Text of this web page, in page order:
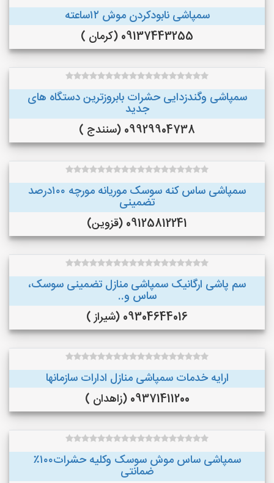
سمپاشی نابودکردن موش ۱۲ساعته
09137443255 (کرمان )
سمپاشی وگندزدایی حشرات بابروزترین دستگاه های
جدید
09929904738 (سنندج )
سمپاشی ساس کنه سوسک موریانه مورچه ۱۰۰درصد
تضمینی
09125812241 (قزوین)
سم پاشی ارگانیک سمپاشی منازل تضمینی سوسک،
ساس و..
09304644016 (شیراز )
ارایه خدمات سمپاشی منازل ادارات سازمانها
09371411200 (زاهدان )
سمپاشی ساس موش سوسک وکلیه حشرات۱۰۰٪
ضمانتی